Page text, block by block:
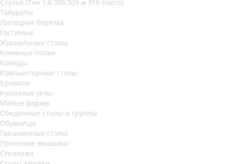
Стулья (Тон 1,6,306,309 и 316 снято)
Табуреты
Липецкая березка
Гостиные
Журнальные столы
Книжные полки
Комоды
Компьютерные столы
Кровати
Кухонные углы
Малые формы
Обеденные столы и группы
Обувницы
Письменные столы
Прихожие-вешалки
Стеллажи